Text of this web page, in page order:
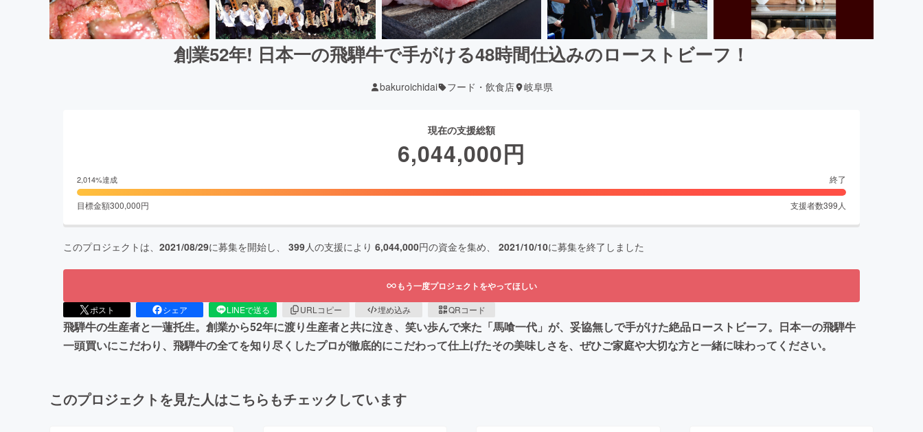
創業52年! 日本一の飛騨牛で手がける48時間仕込みのローストビーフ！
bakuroichidai フード・飲食店 岐阜県
現在の支援総額
6,044,000円
2,014%達成 終了
目標金額300,000円 支援者数399 人
このプロジェクトは、 2021/08/29に募集を開始し、 399人の支援により 6,044,000円の資金を集め、 2021/10/10に募集を終了しました
もう一度プロジェクトをやってほしい
ポスト シェア LINEで送る URLコピー 埋め込み QRコード
飛騨牛の生産者と一蓮托生。創業から52年に渡り生産者と共に泣き、笑い歩んで来た「馬喰一代」が、妥協無しで手がけた絶品ローストビーフ。日本一の飛騨牛
一頭買いにこだわり、飛騨牛の全てを知り尽くしたプロが徹底的にこだわって仕上げたその美味しさを、ぜひご家庭や大切な方と一緒に味わってください。
このプロジェクトを見た人はこちらもチェックしています